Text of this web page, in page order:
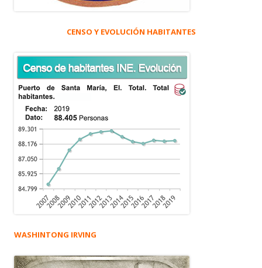
CENSO Y EVOLUCIÓN HABITANTES
WASHINTONG IRVING